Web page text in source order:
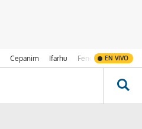
Cepanim Ifarhu Fenómeno de El
EN VIVO